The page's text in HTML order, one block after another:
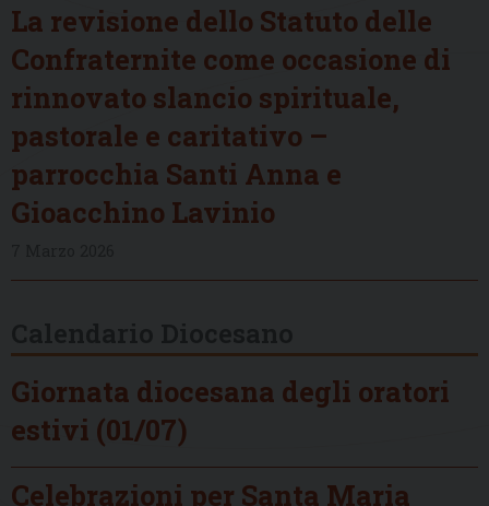
La revisione dello Statuto delle
Confraternite come occasione di
rinnovato slancio spirituale,
pastorale e caritativo –
parrocchia Santi Anna e
Gioacchino Lavinio
Giornata diocesana degli oratori
estivi (01/07)
Celebrazioni per Santa Maria